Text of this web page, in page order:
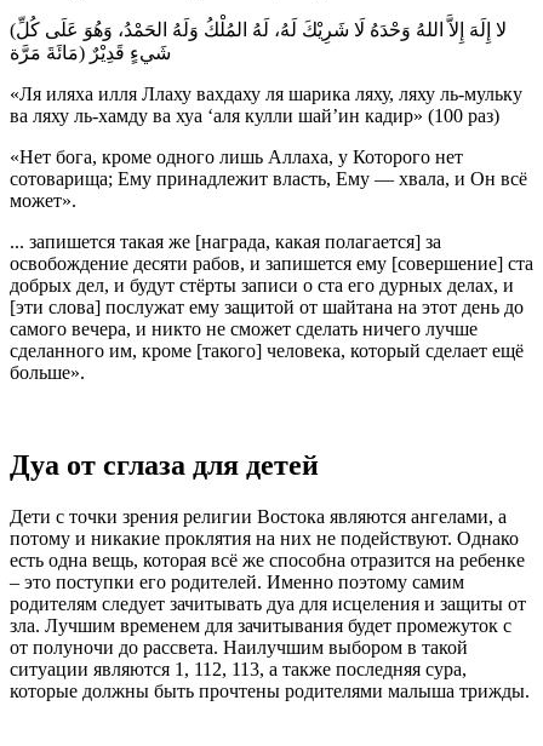
(لا إِلَهَ إِلاَّ اللهُ وَحْدَهُ لَا شَرِيْكَ لَهُ، لَهُ المُلْكُ وَلَهُ الحَمْدُ، وَهُوَ عَلَى كُلِّ
شَيءٍ قَدِيْرٌ (مَائَةَ مَرَّة
«Ля иляха илля Ллаху вахдаху ля шарика ляху, ляху ль-мульку
ва ляху ль-хамду ва хуа ‘аля кулли шай’ин кадир» (100 раз)
«Нет бога, кроме одного лишь Аллаха, у Которого нет
сотоварища; Ему принадлежит власть, Ему — хвала, и Он всё
может».
... запишется такая же [награда, какая полагается] за
освобождение десяти рабов, и запишется ему [совершение] ста
добрых дел, и будут стёрты записи о ста его дурных делах, и
[эти слова] послужат ему защитой от шайтана на этот день до
самого вечера, и никто не сможет сделать ничего лучше
сделанного им, кроме [такого] человека, который сделает ещё
больше».
Дуа от сглаза для детей
Дети с точки зрения религии Востока являются ангелами, а
потому и никакие проклятия на них не подействуют. Однако
есть одна вещь, которая всё же способна отразится на ребенке
– это поступки его родителей. Именно поэтому самим
родителям следует зачитывать дуа для исцеления и защиты от
зла. Лучшим временем для зачитывания будет промежуток с
от полуночи до рассвета. Наилучшим выбором в такой
ситуации являются 1, 112, 113, а также последняя сура,
которые должны быть прочтены родителями малыша трижды.